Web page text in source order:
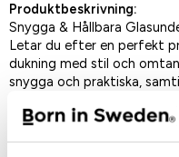
Produktbeskrivning:
Snygga & Hållbara
Letar du efter en perfekt
dukning med stil och
snygga och praktiska,
som passar alla hem, och